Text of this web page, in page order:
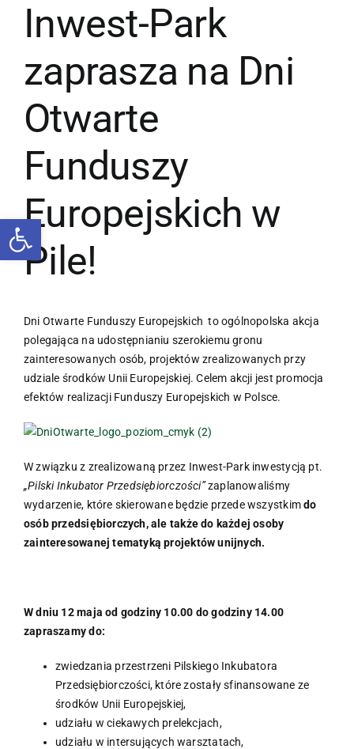
Otwórz pasek narzędzi
Inwest-Park
zaprasza na Dni
Otwarte
Funduszy
Europejskich w
Pile!
Dni Otwarte Funduszy Europejskich to ogólnopolska akcja
polegająca na udostępnianiu szerokiemu gronu
zainteresowanych osób, projektów zrealizowanych przy
udziale środków Unii Europejskiej. Celem akcji jest promocja
efektów realizacji Funduszy Europejskich w Polsce.
W związku z zrealizowaną przez Inwest-Park inwestycją pt.
„Pilski Inkubator Przedsiębiorczości”zaplanowaliśmy
wydarzenie, które skierowane będzie przede wszystkimdo
osób przedsiębiorczych, ale także do każdej osoby
zainteresowanej tematyką projektów unijnych.
W dniu 12 maja od godziny 10.00 do godziny 14.00
zapraszamy do:
zwiedzania przestrzeni Pilskiego Inkubatora
Przedsiębiorczości, które zostały sfinansowane ze
środków Unii Europejskiej,
udziału w ciekawych prelekcjach,
udziału w intersujących warsztatach,